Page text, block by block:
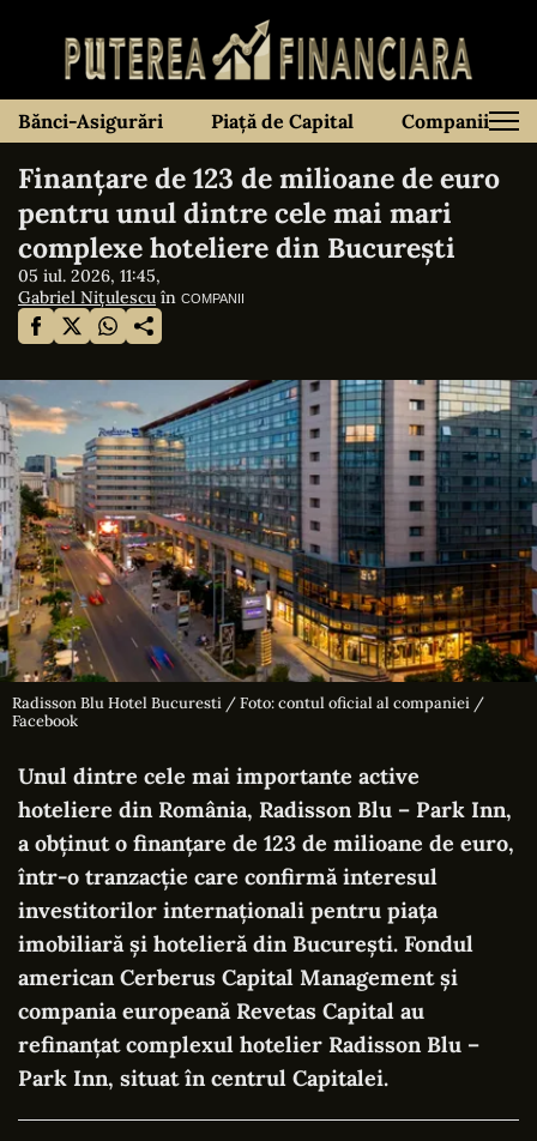
Bănci-Asigurări Piață de Capital Companii
Finanțare de 123 de milioane de euro
pentru unul dintre cele mai mari
complexe hoteliere din București
05 iul. 2026, 11:45,
Gabriel Nițulescu în COMPANII
Radisson Blu Hotel Bucuresti / Foto: contul oficial al companiei /
Facebook
Unul dintre cele mai importante active
hoteliere din România, Radisson Blu – Park Inn,
a obținut o finanțare de 123 de milioane de euro,
într-o tranzacție care confirmă interesul
investitorilor internaționali pentru piața
imobiliară și hotelieră din București. Fondul
american Cerberus Capital Management și
compania europeană Revetas Capital au
refinanțat complexul hotelier Radisson Blu –
Park Inn, situat în centrul Capitalei.